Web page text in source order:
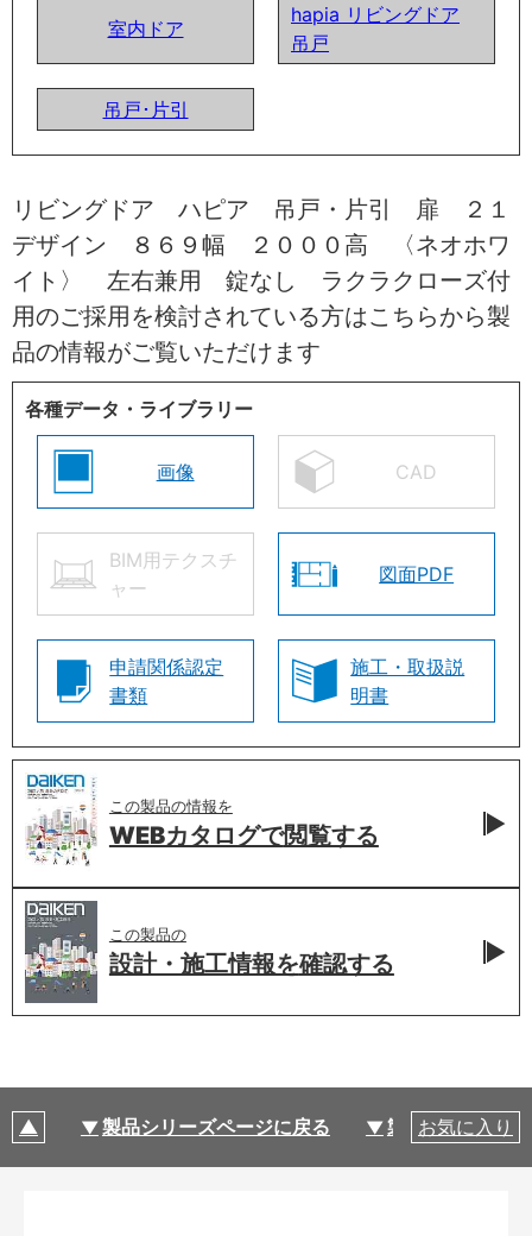
室内ドア
hapia リビングドア
吊戸
吊戸･片引
リビングドア ハピア 吊戸・片引 扉 ２１
デザイン ８６９幅 ２０００高 〈ネオホワ
イト〉 左右兼用 錠なし ラクラクローズ付
用のご採用を検討されている方はこちらから製
品の情報がご覧いただけます
各種データ・ライブラリー
画像 CAD
BIM用テクスチ
ャー
図面PDF
申請関係認定
書類
施工・取扱説
明書
この製品の情報を
WEBカタログで閲覧する
この製品の
設計・施工情報を確認する
製品シリーズページに戻る 製品仕様
お気に入り